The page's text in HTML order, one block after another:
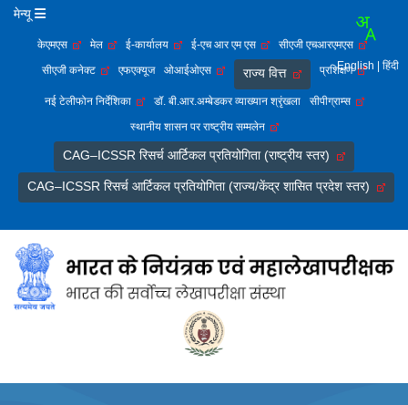
मेन्यू
केएमएस मेल ई-कार्यालय ई-एच आर एम एस
सीएजी एचआरएमएस
सीएजी कनेक्ट
एफएक्यूज ओआईओएस राज्य वित्त प्रशिक्षण
नई टेलीफोन निर्देशिका डॉ. बी.आर.अम्बेडकर व्याख्यान श्रृंखला
सीपीग्राम्स
स्थानीय शासन पर राष्ट्रीय सम्मलेन
CAG–ICSSR रिसर्च आर्टिकल प्रतियोगिता (राष्ट्रीय स्तर)
CAG–ICSSR रिसर्च आर्टिकल प्रतियोगिता (राज्य/केंद्र शासित प्रदेश स्तर)
English | हिंदी